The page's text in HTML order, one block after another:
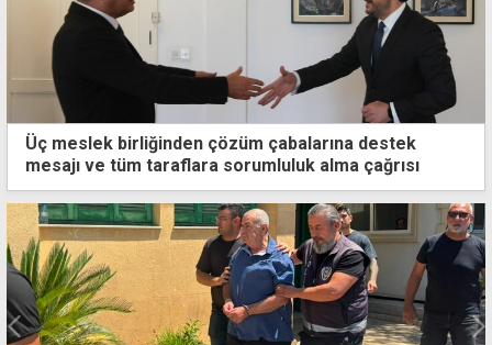
Üç meslek birliğinden çözüm çabalarına destek
mesajı ve tüm taraflara sorumluluk alma çağrısı